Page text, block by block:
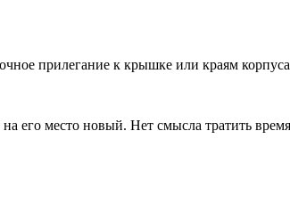
прилегание к крышке или краям
его место новый. Нет смысла тратить